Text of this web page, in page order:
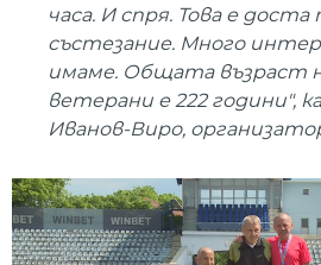
часа. И спря. Това е
състезание. Много
имаме. Общата възраст
ветерани е 222 години",
Иванов-Виро,